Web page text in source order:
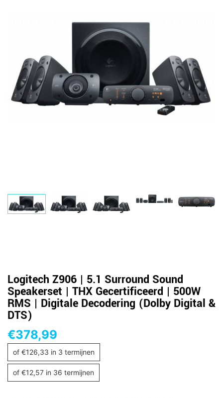
Logitech Z906 | 5.1 Surround Sound
Speakerset | THX Gecertificeerd | 500W
RMS | Digitale Decodering (Dolby Digital &
DTS)
€378,99
of €126,33 in 3 termijnen
of €12,57 in 36 termijnen